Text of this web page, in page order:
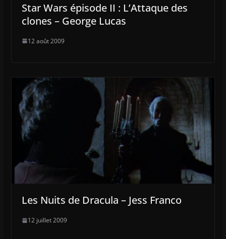
Star Wars épisode II : L’Attaque des
clones – George Lucas
12 août 2009
Les Nuits de Dracula – Jess Franco
12 juillet 2009